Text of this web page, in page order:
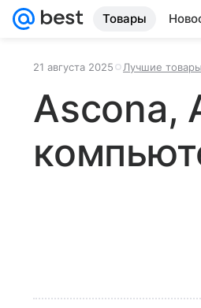
Товары
21 августа 2025 Лучшие товары
Ascona,